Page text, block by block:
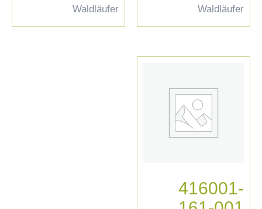
Waldläufer
Waldläufer
416001-